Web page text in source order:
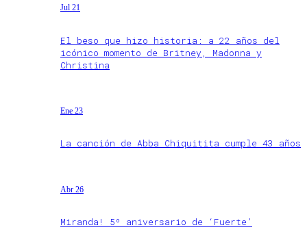
Jul 21
El beso que hizo historia: a 22 años del
icónico momento de Britney, Madonna y
Christina
Ene 23
La canción de Abba Chiquitita cumple 43 años
Abr 26
Miranda! 5º aniversario de ‘Fuerte’